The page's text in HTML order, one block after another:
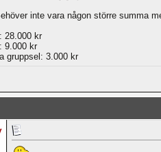
inte vara någon större summa
28.000 kr
9.000 kr
gruppsel: 3.000 kr